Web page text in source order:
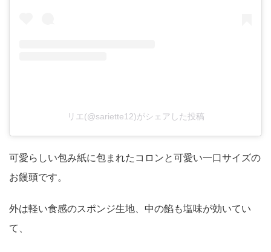
リエ(@sariette12)がシェアした投稿
可愛らしい包み紙に包まれたコロンと可愛い一口サイズの
お饅頭です。
外は軽い食感のスポンジ生地、中の餡も塩味が効いてい
て、